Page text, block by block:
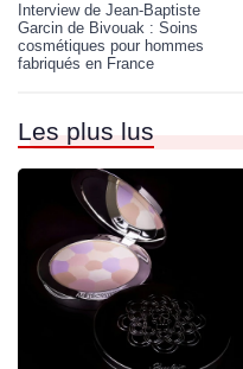
Interview de Jean-Baptiste
Garcin de Bivouak : Soins
cosmétiques pour hommes
fabriqués en France
Les plus lus